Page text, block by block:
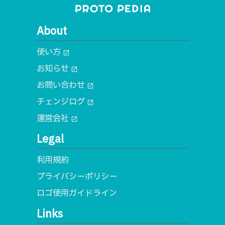
About
使い方 open_in_new
お知らせ open_in_new
お問い合わせ open_in_new
チェンジログ open_in_new
運営会社 open_in_new
Legal
利用規約
プライバシーポリシー
ロゴ使用ガイドライン
Links